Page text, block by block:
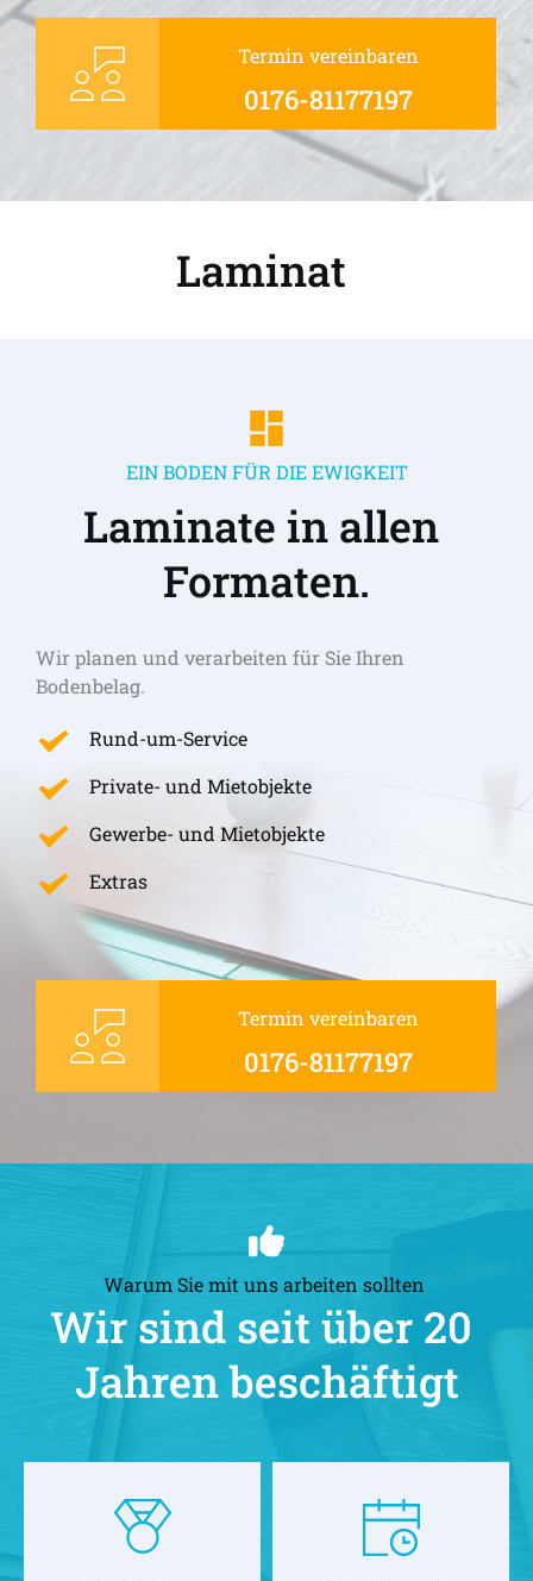
Termin vereinbaren
0176-81177197
Laminat
EIN BODEN FÜR DIE EWIGKEIT
Laminate in allen
Formaten.
Wir planen und verarbeiten für Sie Ihren
Bodenbelag.
Rund-um-Service
Private- und Mietobjekte
Gewerbe- und Mietobjekte
Extras
Termin vereinbaren
0176-81177197
Warum Sie mit uns arbeiten sollten
Wir sind seit über 20
Jahren beschäftigt